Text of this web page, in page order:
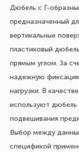
Дюбель с Г-
предназначенный
вертикальные
пластиковый
прямым углом. За
надежную
нагрузки. В
используют
подвешивания
Выбор между
спецификой